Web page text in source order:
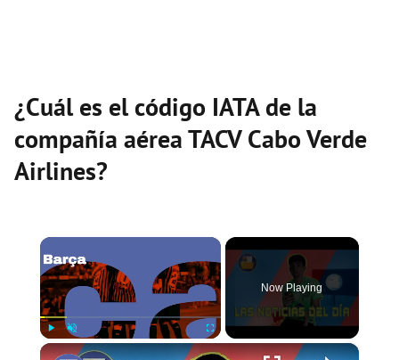
¿Cuál es el código IATA de la
compañía aérea TACV Cabo Verde
Airlines?
×
Play Unmute Fullscreen
Now Playing
×